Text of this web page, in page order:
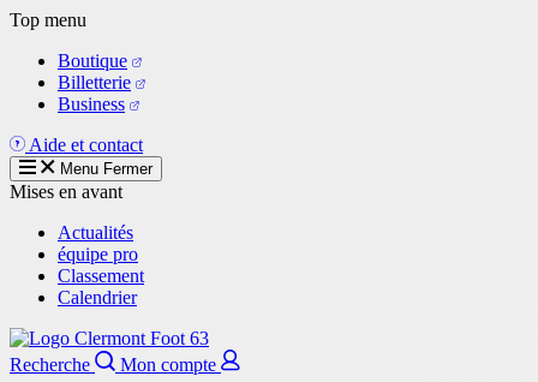
Aller
contenu
principal
Top menu
Boutique
Billetterie
Business
Aide et contact
Menu Fermer
Mises en avant
Actualités
équipe pro
Classement
Calendrier
Recherche
Mon compte